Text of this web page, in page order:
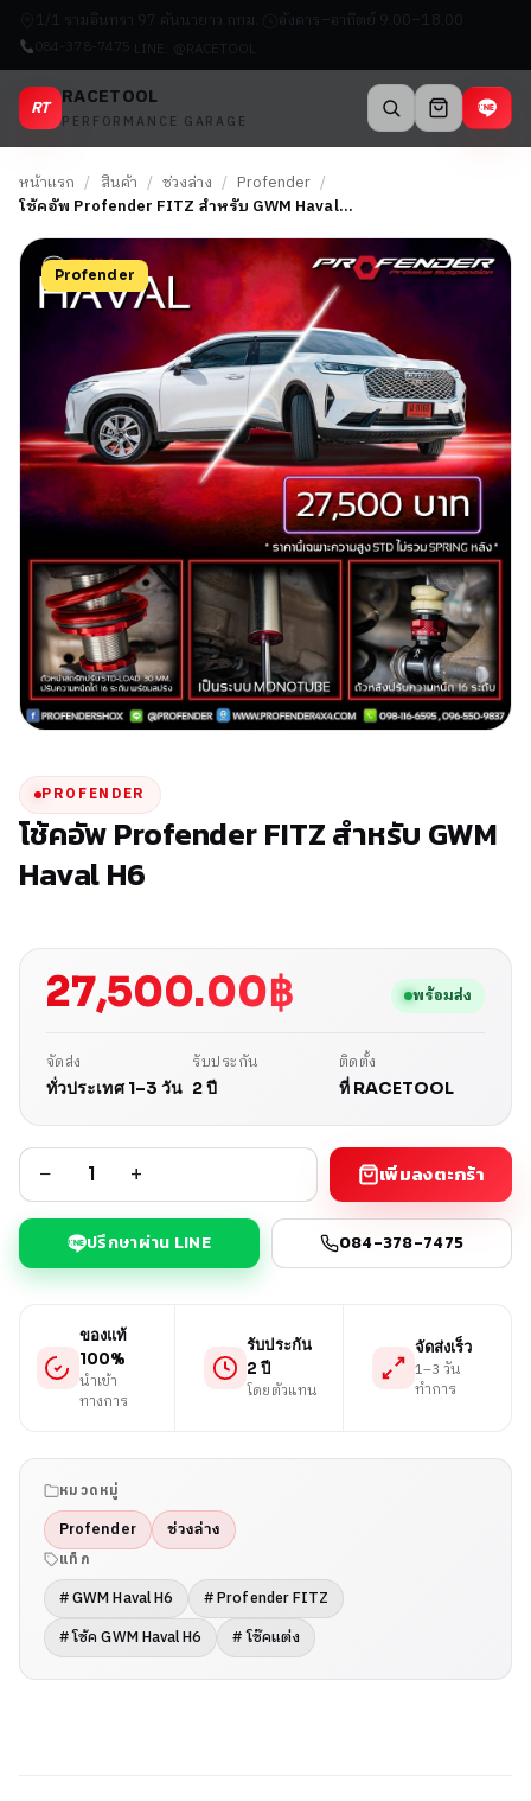
1/1 รามอินทรา 97 คันนายาว กทม. อังคาร–อาทิตย์ 9.00–18.00
084-378-7475 LINE: @RACETOOL
RT RACETOOL
PERFORMANCE GARAGE
หน้าแรก / สินค้า / ช่วงล่าง / Profender /
โช้คอัพ Profender FITZ สำหรับ GWM Haval…
Profender
PROFENDER
โช้คอัพ Profender FITZ สำหรับ GWM
Haval H6
27,500.00฿ พร้อมส่ง
จัดส่ง
ทั่วประเทศ 1–3 วัน
รับประกัน
2 ปี
ติดตั้ง
ที่ RACETOOL
− + เพิ่มลงตะกร้า
ปรึกษาผ่าน LINE 084-378-7475
ของแท้
100%
นำเข้า
ทางการ
รับประกัน
2 ปี
โดยตัวแทน
จัดส่งเร็ว
1–3 วัน
ทำการ
หมวดหมู่
Profender ช่วงล่าง
แท็ก
# GWM Haval H6
# Profender FITZ
# โช้ค GWM Haval H6
# โช๊คแต่ง